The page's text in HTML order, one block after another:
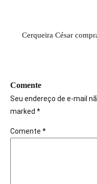
Cerqueira César
Comente
Seu endereço de e-mail
marked *
Comente *